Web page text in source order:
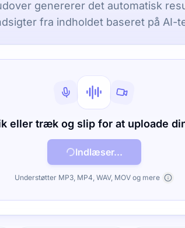
genererer det automatisk
fra indholdet baseret på AI-
eller træk og slip for at uploade
Indlæser...
Understøtter MP3, MP4, WAV, MOV og mere